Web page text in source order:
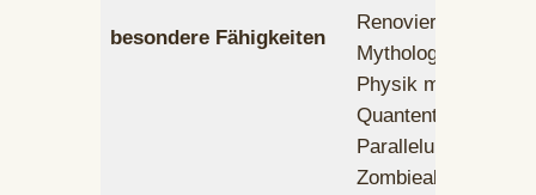
besondere Fähigkeiten
Renovierung,
Mythologie,
Physik mit
Quantentheorie,
Paralleluniversen,
Zombieabwehr,